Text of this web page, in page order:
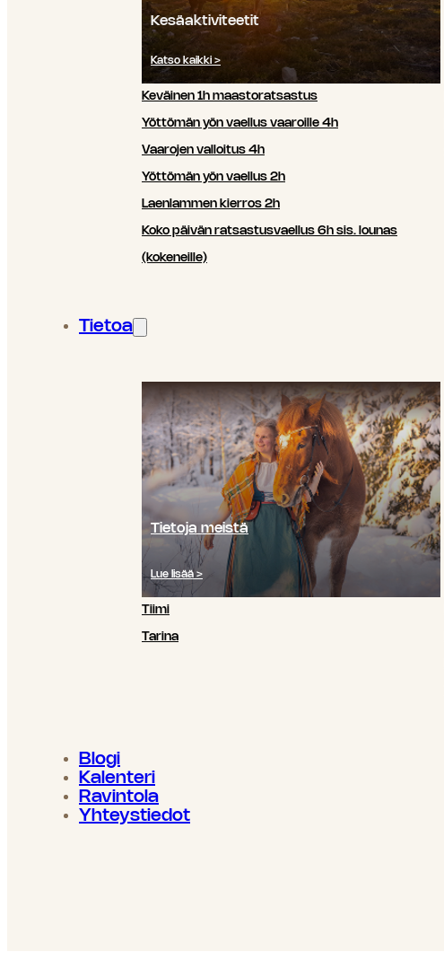
Kesäaktiviteetit
Katso kaikki >
Keväinen 1h maastoratsastus
Yöttömän yön vaellus vaaroille 4h
Vaarojen valloitus 4h
Yöttömän yön vaellus 2h
Laenlammen kierros 2h
Koko päivän ratsastusvaellus 6h sis. lounas
(kokeneille)
Tietoa
Tietoja meistä
Lue lisää >
Tiimi
Tarina
Blogi
Kalenteri
Ravintola
Yhteystiedot